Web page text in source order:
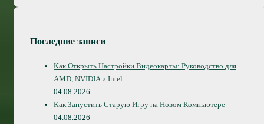
Последние записи
Как Открыть Настройки Видеокарты: Руководство для
AMD, NVIDIA и Intel
04.08.2026
Как Запустить Старую Игру на Новом Компьютере
04.08.2026